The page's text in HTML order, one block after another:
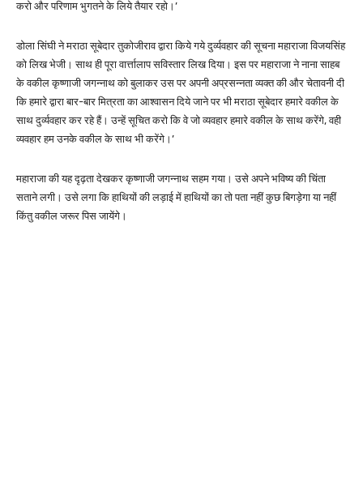
करो और परिणाम भुगतने के लिये तैयार रहो।’
डोला सिंघी ने मराठा सूबेदार तुकोजीराव द्वारा किये गये दुर्व्यवहार की सूचना महाराजा विजयसिंह
को लिख भेजी। साथ ही पूरा वार्त्तालाप सविस्तार लिख दिया। इस पर महाराजा ने नाना साहब
के वकील कृष्णाजी जगन्नाथ को बुलाकर उस पर अपनी अप्रसन्नता व्यक्त की और चेतावनी दी
कि हमारे द्वारा बार-बार मित्रता का आश्वासन दिये जाने पर भी मराठा सूबेदार हमारे वकील के
साथ दुर्व्यवहार कर रहे हैं। उन्हें सूचित करो कि वे जो व्यवहार हमारे वकील के साथ करेंगे, वही
व्यवहार हम उनके वकील के साथ भी करेंगे।’
महाराजा की यह दृढ़ता देखकर कृष्णाजी जगन्नाथ सहम गया। उसे अपने भविष्य की चिंता
सताने लगी। उसे लगा कि हाथियों की लड़ाई में हाथियों का तो पता नहीं कुछ बिगड़ेगा या नहीं
किंतु वकील जरूर पिस जायेंगे।